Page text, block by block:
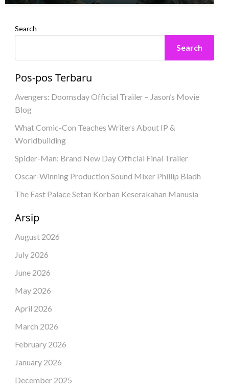
Search
Search
Pos-pos Terbaru
Avengers: Doomsday Official Trailer – Jason’s Movie
Blog
What Comic-Con Teaches Writers About IP &
Worldbuilding
Spider-Man: Brand New Day Official Final Trailer
Oscar-Winning Production Sound Mixer Phillip Bladh
The East Palace Setan Korban Keserakahan Manusia
Arsip
August 2026
July 2026
June 2026
May 2026
April 2026
March 2026
February 2026
January 2026
December 2025